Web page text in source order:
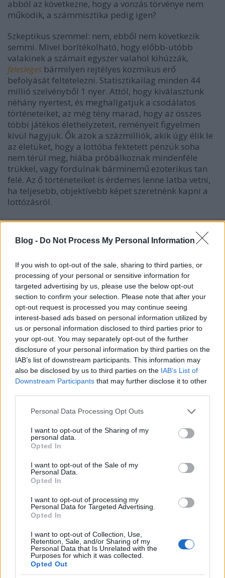
Blog - Do Not Process My Personal Information
If you wish to opt-out of the sale, sharing to third parties, or
processing of your personal or sensitive information for
targeted advertising by us, please use the below opt-out
section to confirm your selection. Please note that after your
opt-out request is processed you may continue seeing
interest-based ads based on personal information utilized by
us or personal information disclosed to third parties prior to
your opt-out. You may separately opt-out of the further
disclosure of your personal information by third parties on the
IAB’s list of downstream participants. This information may
also be disclosed by us to third parties on the IAB’s List of
Downstream Participants that may further disclose it to other
Please note that this website/app uses one or more Google
not limited to your visit or usage behaviour. You may click to
grant or deny consent to Google and its third-party tags to
use your data for below specified purposes in below Google
consent section.
Personal Data Processing Opt Outs
I want to opt-out of the Sharing of my
personal data.
Opted In
I want to opt-out of the Sale of my
Personal Data.
Opted In
I want to opt-out of processing my
Personal Data for Targeted Advertising.
Opted In
I want to opt-out of Collection, Use,
Retention, Sale, and/or Sharing of my
Personal Data that Is Unrelated with the
Purposes for which it was collected.
Opted Out
abból az következne, hogy a vonzás törvénye nem
működik, a számmisztika pedig igen?
Szkeptikus szemmel: nem, ebből nem következik
semmi. Mivel borítékolható, hogy előbb-utóbb
valakinek a számait egyszer valahol kihúzzák,
felesleges bármilyen rejtélyes kozmikus erő
befolyását feltételezni. Statisztikailag minden 44
millió szelvényből 1 nyer. Attól, hogy kiválasztunk
néhány nyertest, és meghallgatjuk a csodálatos
történeteiket, az még tény marad, hogy az összes
többi játékos élethelyzeteit, reményeit figyelmen
kívül hagyjuk. Ők azok a százmilliók, akik úgy élik le
az életüket, hogy a lottóba fektetett pénzük soha
nem térül meg, hiába próbálkoznak mindenféle
trükkel, vagy fordulnak bárminemű ezoterikus tan
felé. Az ő történeteiket is érdemes lenne latba vetni,
ha teljesebb, objektívebb képet szeretnénk kapni a
lottózásról.
megerősítési torzítás
Ajánlott bejegyzések:
Az áltudományos manipuláció áldozatai:
oltásellenesség a gyermekorvosi
rendelőkben
közlekedni 30 év múlva?
Szkeptikus Klub: Mire jó a tudomány?
Szkeptikus Klub: Energiatakarékosság és
egészség, avagy megvakít-e a LED-fény?
Szkeptikus Klub: Grafológia: tudomány
vagy művészet?